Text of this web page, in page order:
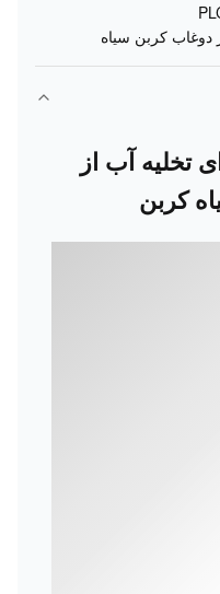
دوغاب کربن سیاه
تخلیه آب از
کربن